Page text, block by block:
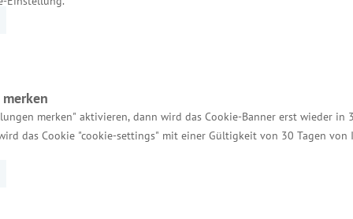
merken" aktivieren, dann wird das Cookie-Banner erst wieder in
das Cookie "cookie-settings" mit einer Gültigkeit von 30 Tagen von
Aktuelle Meldungen
Impressum